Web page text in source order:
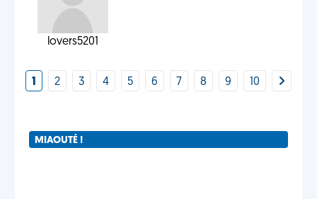
lovers5201
1 2 3 4 5 6 7 8 9 10
MIAOUTÉ !